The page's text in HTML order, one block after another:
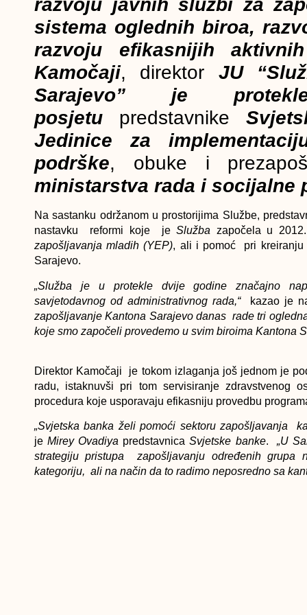
razvoju javnih službi za
sistema oglednih biroa,
razvoju efikasnijih
Kamočaji, direktor JU
Sarajevo” je
posjetu predstavnike
Jedinice za
podrške, obuke i
ministarstva rada i socijalne
Na sastanku održanom u prostorijima Službe,
nastavku reformi koje jeSlužba započela u
zapošljavanja mladih (YEP), ali i pomoć pri kreiranju
Sarajevo.
„Služba je u protekle dvije godine značajno
savjetodavnog od administrativnog rada,“
kazao je
zapošljavanje Kantona Sarajevo danas rade tri
koje smo započeli provedemo u svim biroima Kantona
Direktor Kamočaji je tokom izlaganja još jednom je
radu, istaknuvši pri tom servisiranje
procedura koje usporavaju efikasniju provedbu
„Svjetska banka želi pomoći sektoru zapošljavanja
jeMirey Ovadiya predstavnicaSvjetske banke. „U
strategiju pristupa zapošljavanju određenih grupa
kategoriju, ali na način da to radimo neposredno sa